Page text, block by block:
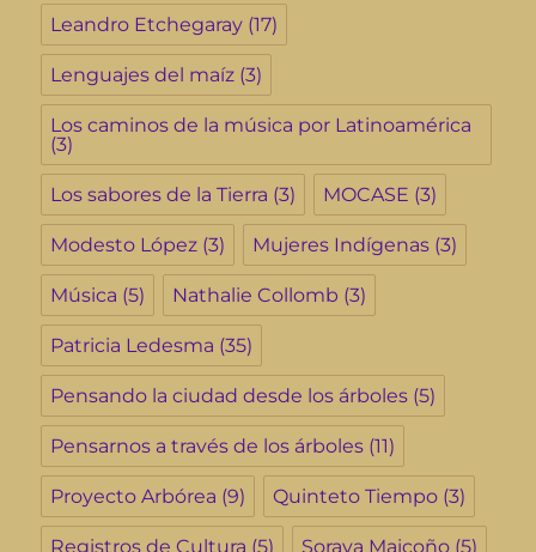
Leandro Etchegaray (17)
Lenguajes del maíz (3)
Los caminos de la música por Latinoamérica
(3)
Los sabores de la Tierra (3) MOCASE (3)
Modesto López (3) Mujeres Indígenas (3)
Música (5) Nathalie Collomb (3)
Patricia Ledesma (35)
Pensando la ciudad desde los árboles (5)
Pensarnos a través de los árboles (11)
Proyecto Arbórea (9) Quinteto Tiempo (3)
Registros de Cultura (5) Soraya Maicoño (5)